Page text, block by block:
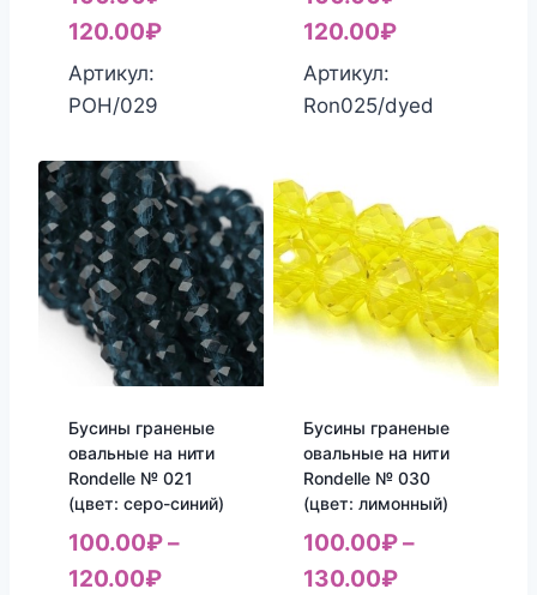
120.00₽
Артикул:
РОН/029
120.00₽
Артикул:
Ron025/dyed
Бусины граненые
овальные на нити
Rondelle № 021
(цвет: серо-синий)
100.00₽–
120.00₽
Бусины граненые
овальные на нити
Rondelle № 030
(цвет: лимонный)
100.00₽–
130.00₽